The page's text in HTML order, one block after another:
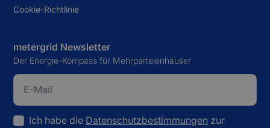
Cookie-Richtlinie
metergrid Newsletter
Der Energie-Kompass für Mehrparteienhäuser
Ich habe die Datenschutzbestimmungen zur